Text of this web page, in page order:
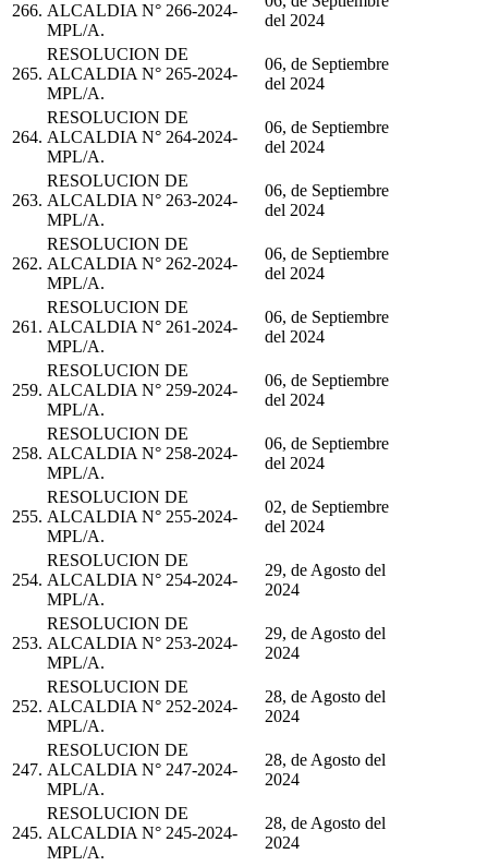
266. ALCALDIA N° 266-2024-
MPL/A.
del 2024
265.
RESOLUCION DE
ALCALDIA N° 265-2024-
MPL/A.
06, de Septiembre
del 2024
264.
RESOLUCION DE
ALCALDIA N° 264-2024-
MPL/A.
06, de Septiembre
del 2024
263.
RESOLUCION DE
ALCALDIA N° 263-2024-
MPL/A.
06, de Septiembre
del 2024
262.
RESOLUCION DE
ALCALDIA N° 262-2024-
MPL/A.
06, de Septiembre
del 2024
261.
RESOLUCION DE
ALCALDIA N° 261-2024-
MPL/A.
06, de Septiembre
del 2024
259.
RESOLUCION DE
ALCALDIA N° 259-2024-
MPL/A.
06, de Septiembre
del 2024
258.
RESOLUCION DE
ALCALDIA N° 258-2024-
MPL/A.
06, de Septiembre
del 2024
255.
RESOLUCION DE
ALCALDIA N° 255-2024-
MPL/A.
02, de Septiembre
del 2024
254.
RESOLUCION DE
ALCALDIA N° 254-2024-
MPL/A.
29, de Agosto del
2024
253.
RESOLUCION DE
ALCALDIA N° 253-2024-
MPL/A.
29, de Agosto del
2024
252.
RESOLUCION DE
ALCALDIA N° 252-2024-
MPL/A.
28, de Agosto del
2024
247.
RESOLUCION DE
ALCALDIA N° 247-2024-
MPL/A.
28, de Agosto del
2024
245.
RESOLUCION DE
ALCALDIA N° 245-2024-
MPL/A.
28, de Agosto del
2024